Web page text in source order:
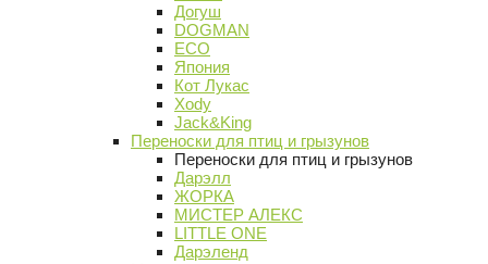
Догуш
DOGMAN
ECO
Япония
Кот Лукас
Xody
Jack&King
Переноски для птиц и грызунов
Переноски для птиц и грызунов
Дарэлл
ЖОРКА
МИСТЕР АЛЕКС
LITTLE ONE
Дарэленд